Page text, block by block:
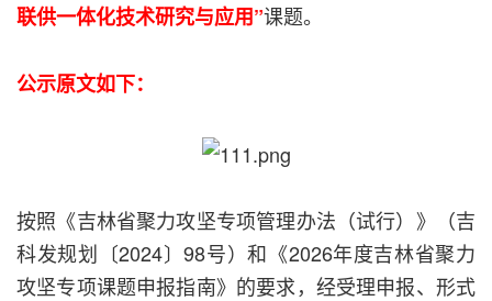
联供一体化技术研究与应用”课题。
公示原文如下：
按照《吉林省聚力攻坚专项管理办法（试行）》（吉
科发规划〔2024〕98号）和《2026年度吉林省聚力
攻坚专项课题申报指南》的要求，经受理申报、形式